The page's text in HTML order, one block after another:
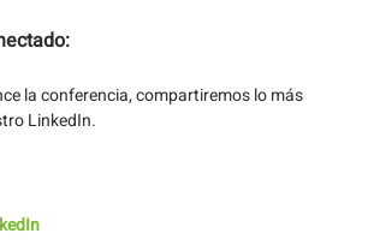
la conferencia, compartiremos lo más
LinkedIn.